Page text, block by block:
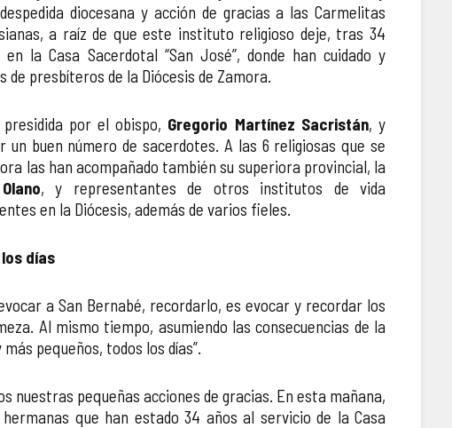
diocesana y acción de gracias a las Carmelitas
a raíz de que este instituto religioso deje, tras 34
la Casa Sacerdotal “San José”, donde han cuidado y
de presbíteros de la Diócesis de Zamora.
por el obispo, Gregorio Martínez Sacristán, y
un buen número de sacerdotes. A las 6 religiosas que se
las han acompañado también su superiora provincial, la
, y representantes de otros institutos de vida
en la Diócesis, además de varios fieles.
días
a San Bernabé, recordarlo, es evocar y recordar los
Al mismo tiempo, asumiendo las consecuencias de la
pequeños, todos los días”.
nuestras pequeñas acciones de gracias. En esta mañana,
que han estado 34 años al servicio de la Casa